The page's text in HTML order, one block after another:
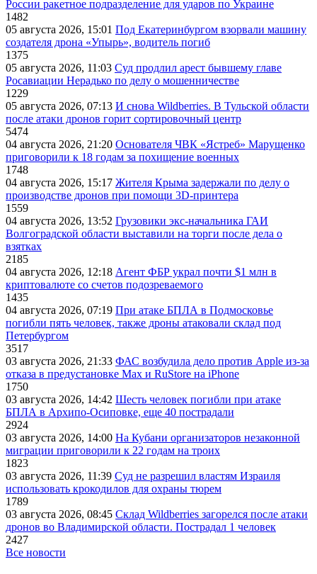
России ракетное подразделение для ударов по Украине
1482
05 августа 2026, 15:01 Под Екатеринбургом взорвали машину
создателя дрона «Упырь», водитель погиб
1375
05 августа 2026, 11:03 Суд продлил арест бывшему главе
Росавиации Нерадько по делу о мошенничестве
1229
05 августа 2026, 07:13 И снова Wildberries. В Тульской области
после атаки дронов горит сортировочный центр
5474
04 августа 2026, 21:20 Основателя ЧВК «Ястреб» Марущенко
приговорили к 18 годам за похищение военных
1748
04 августа 2026, 15:17 Жителя Крыма задержали по делу о
производстве дронов при помощи 3D‑принтера
1559
04 августа 2026, 13:52 Грузовики экс-начальника ГАИ
Волгоградской области выставили на торги после дела о
взятках
2185
04 августа 2026, 12:18 Агент ФБР украл почти $1 млн в
криптовалюте со счетов подозреваемого
1435
04 августа 2026, 07:19 При атаке БПЛА в Подмосковье
погибли пять человек, также дроны атаковали склад под
Петербургом
3517
03 августа 2026, 21:33 ФАС возбудила дело против Apple из-за
отказа в предустановке Max и RuStore на iPhone
1750
03 августа 2026, 14:42 Шесть человек погибли при атаке
БПЛА в Архипо-Осиповке, еще 40 пострадали
2924
03 августа 2026, 14:00 На Кубани организаторов незаконной
миграции приговорили к 22 годам на троих
1823
03 августа 2026, 11:39 Суд не разрешил властям Израиля
использовать крокодилов для охраны тюрем
1789
03 августа 2026, 08:45 Склад Wildberries загорелся после атаки
дронов во Владимирской области. Пострадал 1 человек
2427
Все новости